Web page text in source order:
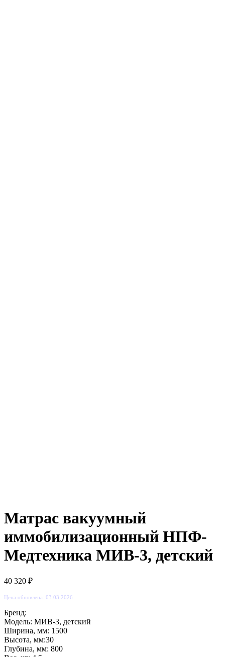
Матрас вакуумный
иммобилизационный НПФ-
Медтехника МИВ-3, детский
40 320 ₽
Цена обновлена: 03.03.2026
Бренд:
Модель: МИВ-3, детский
Ширина, мм: 1500
Высота, мм:30
Глубина, мм: 800